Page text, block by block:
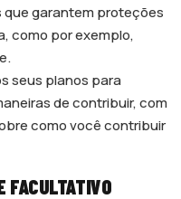
que garantem proteções
como por exemplo,
seus planos para
de contribuir, com
como você contribuir
FACULTATIVO